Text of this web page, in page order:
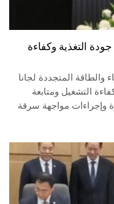
التغذية وكفاءة
المتجددة لجانا
التشغيل ومتابعة
وإجراءات مواجهة سرقة